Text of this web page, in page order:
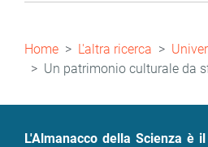
Briciole
di
pane
Home L'altra ricerca
Un patrimonio culturale da
L'Almanacco della Scienza è